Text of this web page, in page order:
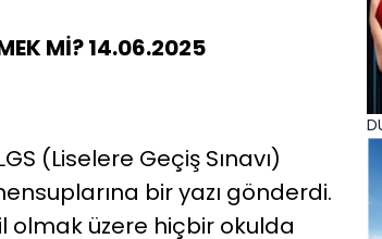
Mİ? 14.06.2025
(Liselere Geçiş Sınavı)
bir yazı gönderdi.
olmak üzere hiçbir okulda